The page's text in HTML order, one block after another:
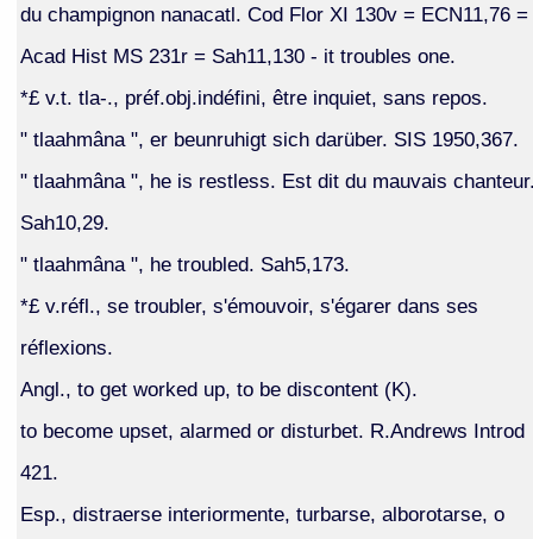
du champignon nanacatl. Cod Flor XI 130v = ECN11,76 =
Acad Hist MS 231r = Sah11,130 - it troubles one.
*£ v.t. tla-., préf.obj.indéfini, être inquiet, sans repos.
" tlaahmâna ", er beunruhigt sich darüber. SIS 1950,367.
" tlaahmâna ", he is restless. Est dit du mauvais
Sah10,29.
" tlaahmâna ", he troubled. Sah5,173.
*£ v.réfl., se troubler, s'émouvoir, s'égarer dans ses
réflexions.
Angl., to get worked up, to be discontent (K).
to become upset, alarmed or disturbet. R.Andrews Introd
421.
Esp., distraerse interiormente, turbarse, alborotarse, o